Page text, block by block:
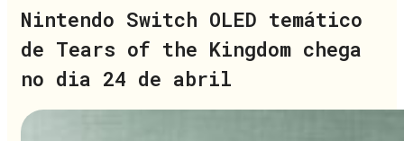
Nintendo Switch OLED temático
de Tears of the Kingdom chega
no dia 24 de abril